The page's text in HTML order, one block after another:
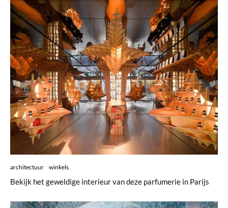
architectuur winkels
Bekijk het geweldige interieur van deze parfumerie in Parijs